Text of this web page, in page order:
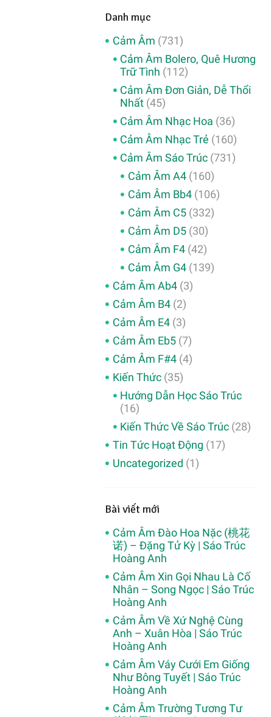
Danh mục
Cảm Âm (731)
Cảm Âm Bolero, Quê Hương
Trữ Tình (112)
Cảm Âm Đơn Giản, Dễ Thổi
Nhất (45)
Cảm Âm Nhạc Hoa (36)
Cảm Âm Nhạc Trẻ (160)
Cảm Âm Sáo Trúc (731)
Cảm Âm A4(160)
Cảm Âm Bb4(106)
Cảm Âm C5(332)
Cảm Âm D5(30)
Cảm Âm F4(42)
Cảm Âm G4(139)
Cảm Âm Ab4(3)
Cảm Âm B4(2)
Cảm Âm E4(3)
Cảm Âm Eb5(7)
Cảm Âm F#4(4)
Kiến Thức(35)
Hướng Dẫn Học Sáo Trúc
(16)
Kiến Thức Về Sáo Trúc (28)
Tin Tức Hoạt Động (17)
Uncategorized (1)
Bài viết mới
Cảm Âm Đào Hoa Nặc (桃花
诺) – Đặng Tử Kỳ | Sáo Trúc
Hoàng Anh
Cảm Âm Xin Gọi Nhau Là Cố
Nhân – Song Ngọc | Sáo Trúc
Hoàng Anh
Cảm Âm Về Xứ Nghệ Cùng
Anh – Xuân Hòa | Sáo Trúc
Hoàng Anh
Cảm Âm Váy Cưới Em Giống
Như Bông Tuyết | Sáo Trúc
Hoàng Anh
Cảm Âm Trường Tương Tư